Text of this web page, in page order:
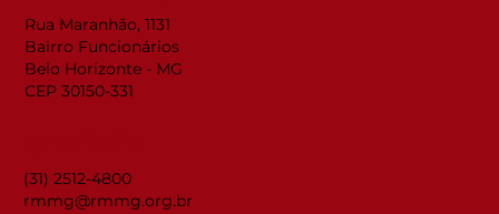
Rua Maranhão, 1131
Bairro Funcionários
Belo Horizonte - MG
CEP 30150-331
(31) 2512-4800
rmmg@rmmg.org.br